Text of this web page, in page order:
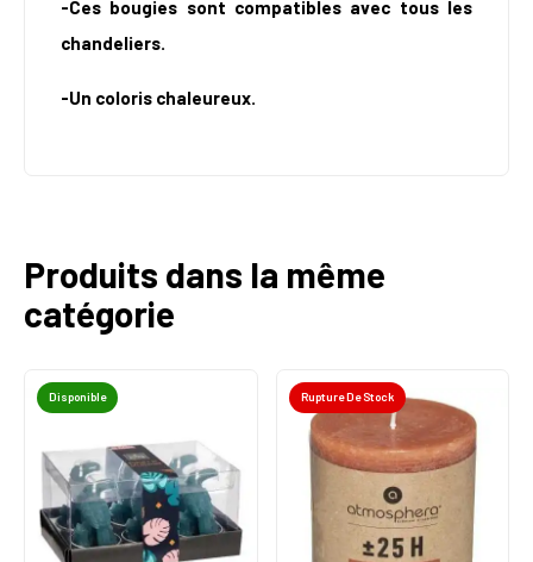
-Ces bougies sont compatibles avec tous les
chandeliers.
-Un coloris chaleureux.
Produits dans la même
catégorie
Disponible Rupture De Stock